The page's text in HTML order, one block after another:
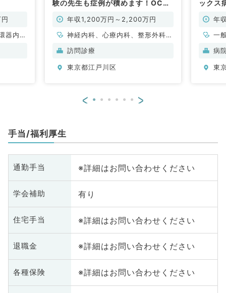
器内
験の先生も症例が積めます！OCな
年収1,200万円～2,200万円
神経内科、心療内科、整形外科、
脳神経外科、心臓血管外科、泌尿
吸器内科、消化器内科、内分泌・
科、消化器外科、科目不問
訪問診療
東京都江戸川区
ックス
年
一
病
東
< >
手当/福利厚生
通勤手当 ※詳細はお問い合わせください
学会補助 有り
住宅手当 ※詳細はお問い合わせください
退職金 ※詳細はお問い合わせください
各種保険 ※詳細はお問い合わせください